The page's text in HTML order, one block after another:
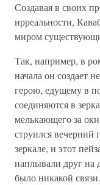
Создавая в своих
ирреальности,
миром
Так, например, в
начала он создает
герою, едущему в
соединяются в
мелькающего за
струился вечерний
зеркале, и этот
наплывали друг на
было никакой